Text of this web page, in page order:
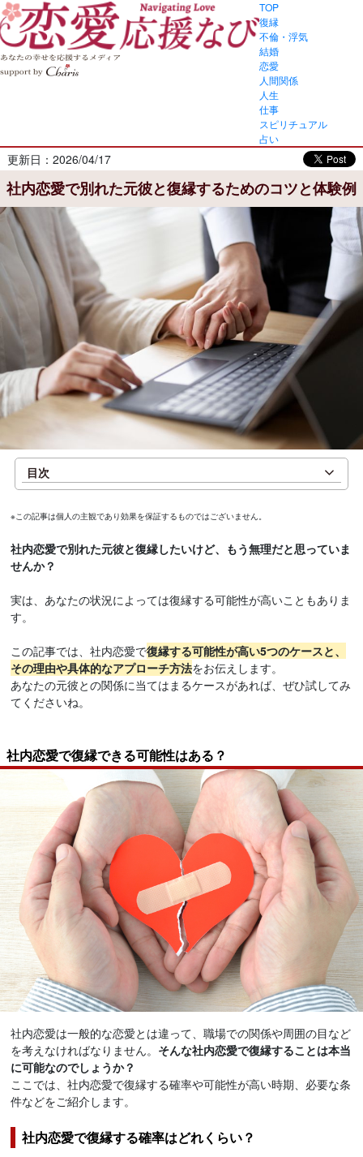
TOP
復縁
不倫・浮気
結婚
恋愛
人間関係
人生
仕事
スピリチュアル
占い
更新日：2026/04/17
社内恋愛で別れた元彼と復縁するためのコツと体験例
目次
※この記事は個人の主観であり効果を保証するものではございません。
社内恋愛で別れた元彼と復縁したいけど、もう無理だと思っていま
せんか？
実は、あなたの状況によっては復縁する可能性が高いこともありま
す。
この記事では、社内恋愛で復縁する可能性が高い5つのケースと、
その理由や具体的なアプローチ方法をお伝えします。
あなたの元彼との関係に当てはまるケースがあれば、ぜひ試してみ
てくださいね。
社内恋愛で復縁できる可能性はある？
社内恋愛は一般的な恋愛とは違って、職場での関係や周囲の目など
を考えなければなりません。 そんな社内恋愛で復縁することは本当
に可能なのでしょうか？
ここでは、社内恋愛で復縁する確率や可能性が高い時期、必要な条
件などをご紹介します。
社内恋愛で復縁する確率はどれくらい？